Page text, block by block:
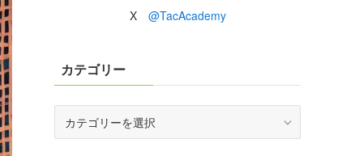
X @TacAcademy
カテゴリー